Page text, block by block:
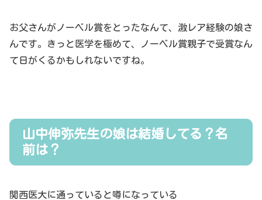
お父さんがノーベル賞をとったなんて、激レア経験の娘さ
んです。きっと医学を極めて、ノーベル賞親子で受賞なん
て日がくるかもしれないですね。
山中伸弥先生の娘は結婚してる？名
前は？
関西医大に通っていると噂になっている